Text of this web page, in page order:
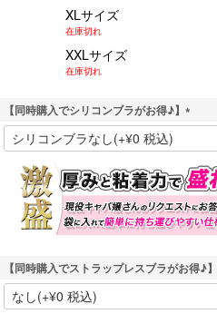
XLサイズ
在庫切れ
XXLサイズ
在庫切れ
【同時購入でシリコンブラがお得♪】
(
必
須
)
【同時購入でストラップレスブラがお得♪】